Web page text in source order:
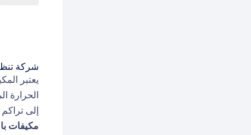
شركة
يعتبر
الحرارة
إلى
مكيفات